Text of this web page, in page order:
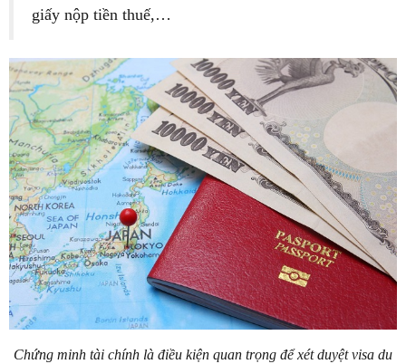
giấy nộp tiền thuế,…
Chứng minh tài chính là điều kiện quan trọng để xét duyệt visa du